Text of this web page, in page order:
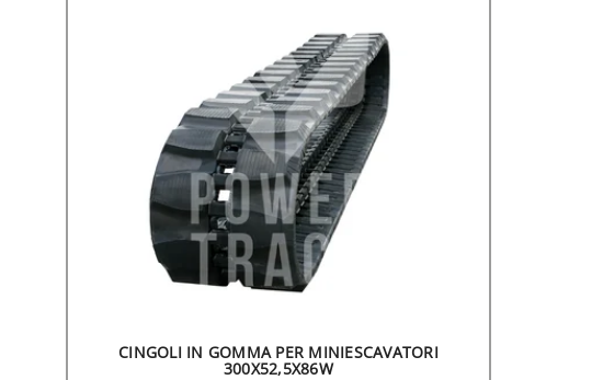
CINGOLI IN GOMMA PER MINIESCAVATORI
300X52,5X86W